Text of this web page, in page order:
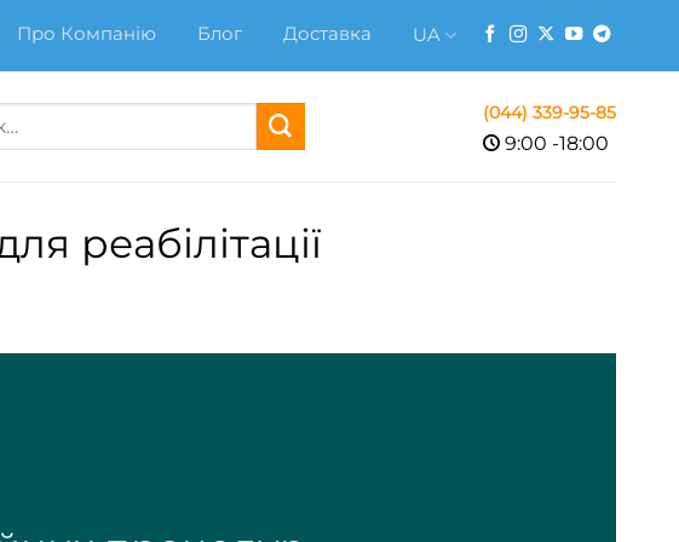
Про Компанію Блог Доставка UA
(044) 339-95-85
9:00 -18:00
реабілітації